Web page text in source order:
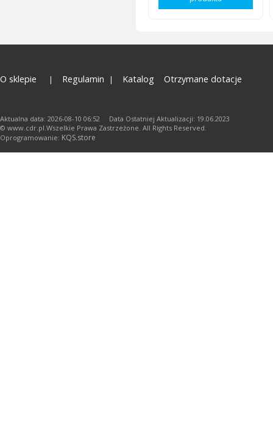
O sklepie Regulamin Katalog Otrzymane dotacje
Aktualna data: 2026-08-10 06:52 Data Ostatniej Aktualizacji: 19.06.2023
© www.cdr.pl.Wszelkie Prawa Zastrzeżone. All Rights Reserved.
Oprogramowanie: KQS.store